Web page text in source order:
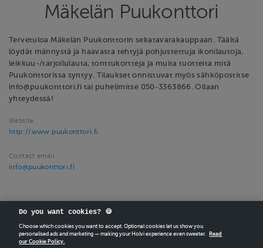
Mäkelän Puukonttori
Tervetuloa Mäkelän Puukonttorin sekatavarakauppaan. Täältä
löydät männystä ja haavasta tehtyjä pohjustettuja ikonilautoja,
leikkuu-/tarjoilulauta, tonttukortteja ja muita tuotteita mitä
Puukonttorissa syntyy. Tilaukset onnistuvat myös sähköpostitse
info@puukonttori.fi tai puhelimitse 050-3363866. Ollaan
yhteydessä!
Website
http://www.puukonttori.fi
Contact email
info@puukonttori.fi
CREATEYOUR OWN HOLVI ONLINE STORE IN MINUTES.
Do you want cookies? 🍪
Choose which cookies you want to accept. Optional cookies let us show you
personalised ads and marketing — making your Holvi experience even sweeter.
Read
our Cookie Policy.